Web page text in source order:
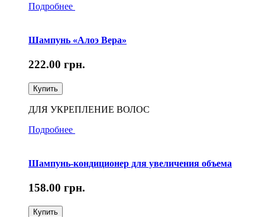
Подробнее
Шампунь «Алоэ Вера»
222.00 грн.
Купить
ДЛЯ УКРЕПЛЕНИЕ ВОЛОС
Подробнее
Шампунь-кондиционер для увеличения объема
158.00 грн.
Купить